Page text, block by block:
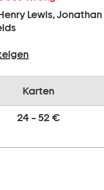
Lewis, Jonathan
Karten
24 – 52 €